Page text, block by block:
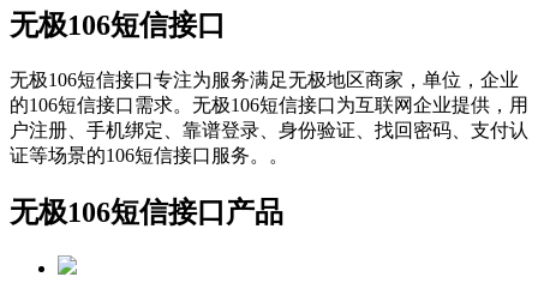
无极106短信接口
无极106短信接口专注为服务满足无极地区商家，单位，企业
的106短信接口需求。无极106短信接口为互联网企业提供，用
户注册、手机绑定、靠谱登录、身份验证、找回密码、支付认
证等场景的106短信接口服务。。
无极106短信接口产品